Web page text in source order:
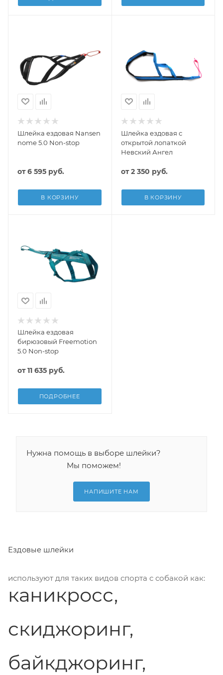
Шлейка ездовая Nansen
nome 5.0 Non-stop
от6 595 руб.
В КОРЗИНУ
Шлейка ездовая с
открытой лопаткой
Невский Ангел
от2 350 руб.
В КОРЗИНУ
Шлейка ездовая
бирюзовый Freemotion
5.0 Non-stop
от11 635 руб.
ПОДРОБНЕЕ
Нужна помощь в выборе шлейки?
Мы поможем!
НАПИШИТЕ НАМ
Ездовые шлейки
используют для таких видов спорта с собакой как:
каникросс,
скиджоринг,
байкджоринг,